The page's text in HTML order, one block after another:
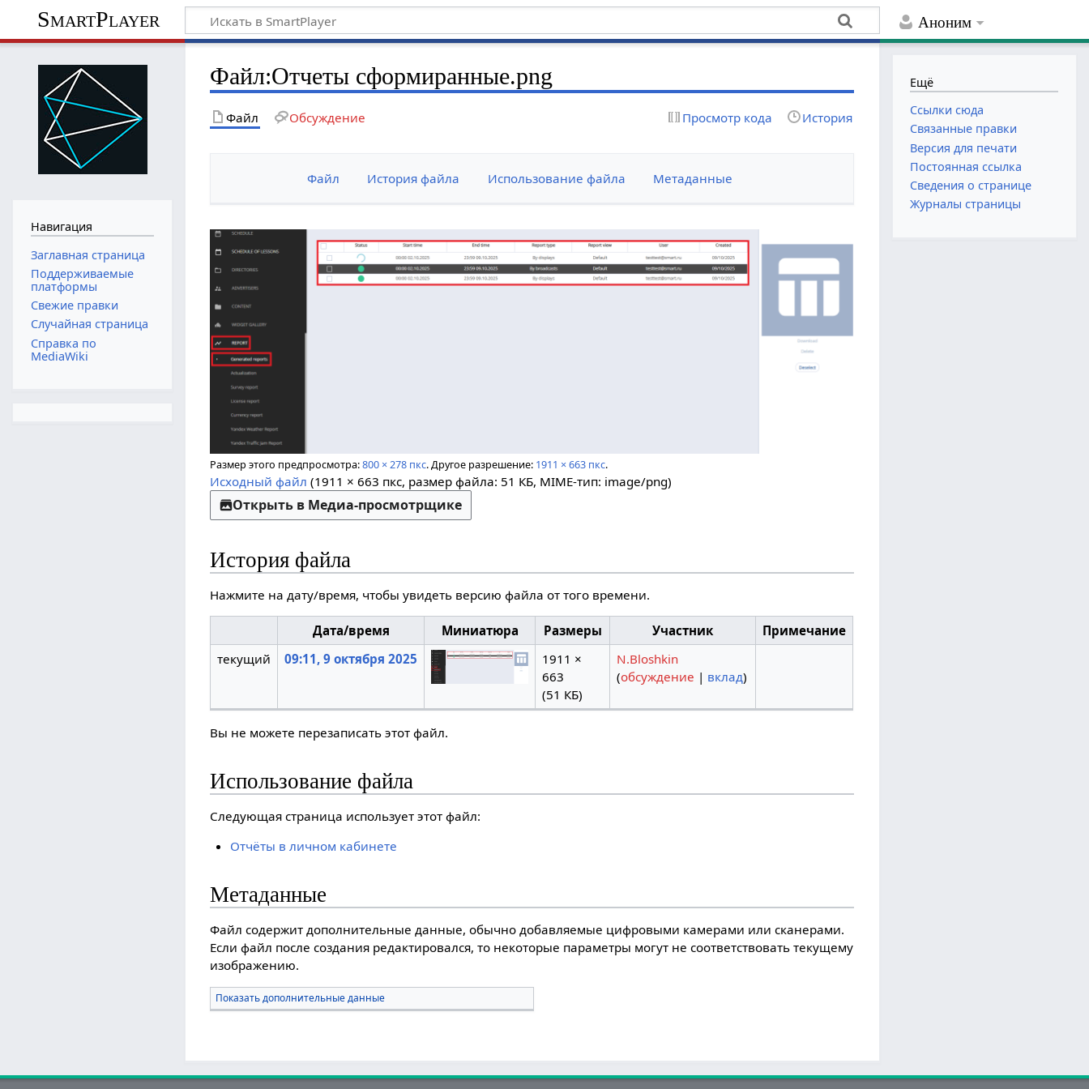
Аноним
SmartPlayer
Файл:Отчеты сформиранные.png
Файл Обсуждение Просмотр кода История
Файл История файла Использование файла Метаданные
Размер этого предпросмотра:800 × 278 пкс. Другое разрешение: 1911 × 663 пкс.
Исходный файл (1911 × 663 пкс, размер файла: 51 КБ, MIME-тип: image/png)
Открыть в Медиа-просмотрщике
История файла
Нажмите на дату/время, чтобы увидеть версию файла от того времени.
Дата/время Миниатюра Размеры Участник
Примечание
текущий
09:11, 9 октября 2025
1911 ×
663
(51 КБ)
N.Bloshkin
(обсуждение | вклад)
Вы не можете перезаписать этот файл.
Использование файла
Следующая страница использует этот файл:
Отчёты в личном кабинете
Метаданные
Файл содержит дополнительные данные, обычно добавляемые цифровыми камерами или сканерами.
Если файл после создания редактировался, то некоторые параметры могут не соответствовать текущему
изображению.
Показать дополнительные данные
Навигация
Заглавная страница
Поддерживаемые
платформы
Свежие правки
Случайная страница
Справка по
MediaWiki
Ещё
Ссылки сюда
Связанные правки
Версия для печати
Постоянная ссылка
Сведения о странице
Журналы страницы